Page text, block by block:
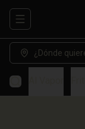
Abrir menu de
¿Dónde